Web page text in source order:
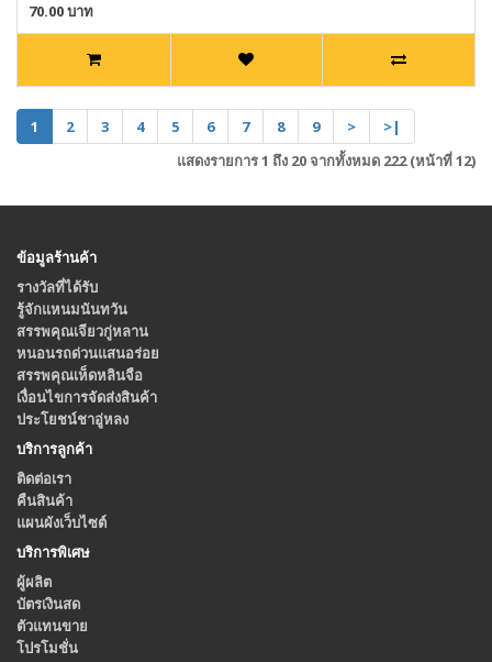
70.00 บาท
1 2 3 4 5 6 7 8 9 >
>|
แสดงรายการ 1 ถึง 20 จากทั้งหมด 222 (หน้าที่ 12)
ข้อมูลร้านค้า
รางวัลที่ได้รับ
รู้จักแหนมนันทวัน
สรรพคุณเจียวกู่หลาน
หนอนรถด่วนแสนอร่อย
สรรพคุณเห็ดหลินจือ
เงื่อนไขการจัดส่งสินค้า
ประโยชน์ชาอู่หลง
บริการลูกค้า
ติดต่อเรา
คืนสินค้า
แผนผังเว็บไซต์
บริการพิเศษ
ผู้ผลิต
บัตรเงินสด
ตัวแทนขาย
โปรโมชั่น